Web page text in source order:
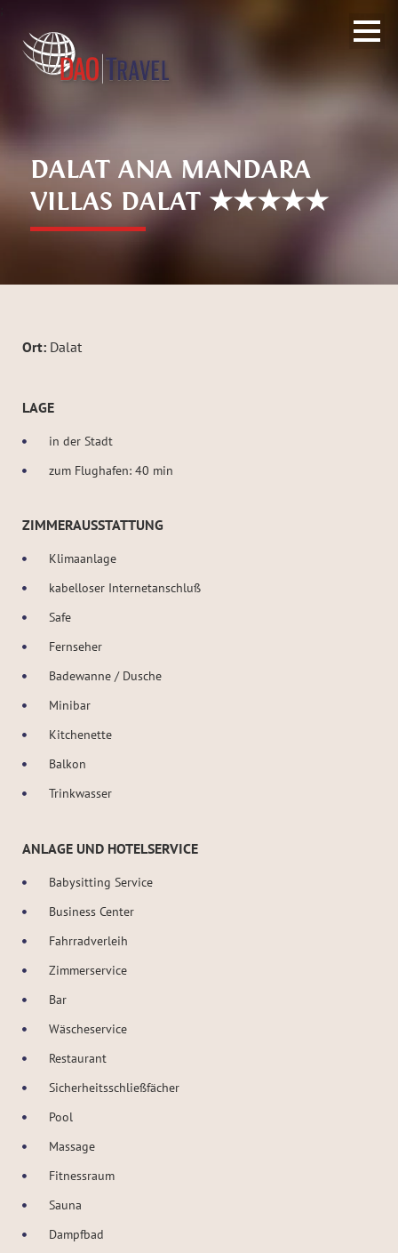
DALAT ANA MANDARA
VILLAS DALAT ★★★★★
Ort: Dalat
LAGE
in der Stadt
zum Flughafen: 40 min
ZIMMERAUSSTATTUNG
Klimaanlage
kabelloser Internetanschluß
Safe
Fernseher
Badewanne / Dusche
Minibar
Kitchenette
Balkon
Trinkwasser
ANLAGE UND HOTELSERVICE
Babysitting Service
Business Center
Fahrradverleih
Zimmerservice
Bar
Wäscheservice
Restaurant
Sicherheitsschließfächer
Pool
Massage
Fitnessraum
Sauna
Dampfbad